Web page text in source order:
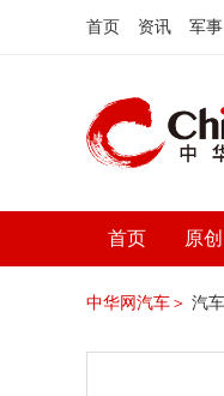
首页 资讯 军事
首页 原创
中华网汽车＞ 汽